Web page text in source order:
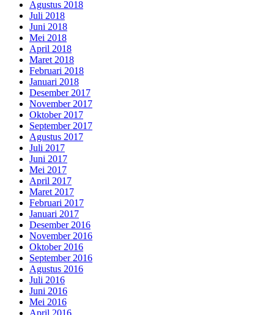
Agustus 2018
Juli 2018
Juni 2018
Mei 2018
April 2018
Maret 2018
Februari 2018
Januari 2018
Desember 2017
November 2017
Oktober 2017
September 2017
Agustus 2017
Juli 2017
Juni 2017
Mei 2017
April 2017
Maret 2017
Februari 2017
Januari 2017
Desember 2016
November 2016
Oktober 2016
September 2016
Agustus 2016
Juli 2016
Juni 2016
Mei 2016
April 2016